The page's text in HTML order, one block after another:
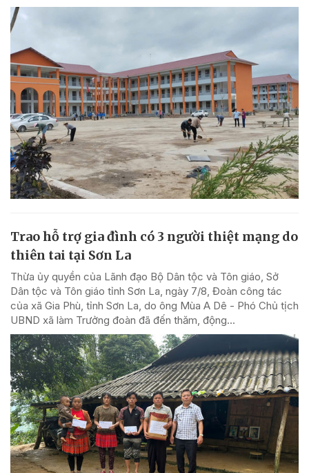
Trao hỗ trợ gia đình có 3 người thiệt mạng do
thiên tai tại Sơn La
Thừa ủy quyền của Lãnh đạo Bộ Dân tộc và Tôn giáo, Sở
Dân tộc và Tôn giáo tỉnh Sơn La, ngày 7/8, Đoàn công tác
của xã Gia Phù, tỉnh Sơn La, do ông Mùa A Dê - Phó Chủ tịch
UBND xã làm Trưởng đoàn đã đến thăm, động...